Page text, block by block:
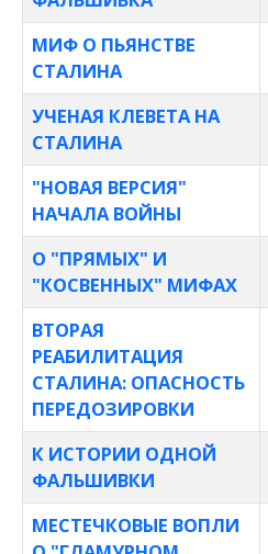
МИФ О ПЬЯНСТВЕ
СТАЛИНА
УЧЕНАЯ КЛЕВЕТА НА
СТАЛИНА
"НОВАЯ ВЕРСИЯ"
НАЧАЛА ВОЙНЫ
О "ПРЯМЫХ" И
"КОСВЕННЫХ" МИФАХ
ВТОРАЯ
РЕАБИЛИТАЦИЯ
СТАЛИНА: ОПАСНОСТЬ
ПЕРЕДОЗИРОВКИ
К ИСТОРИИ ОДНОЙ
ФАЛЬШИВКИ
МЕСТЕЧКОВЫЕ ВОПЛИ